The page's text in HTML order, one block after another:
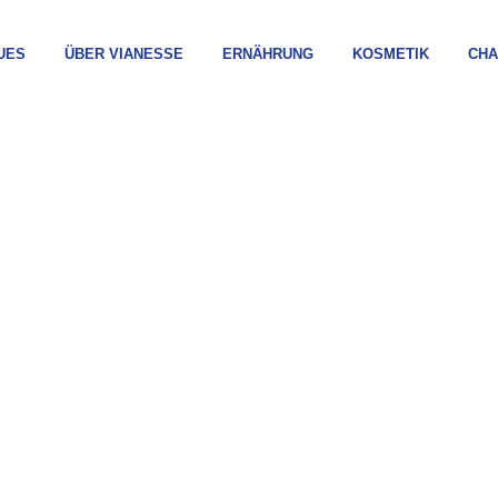
ÜBER VIANESSE ERNÄHRUNG KOSMETIK